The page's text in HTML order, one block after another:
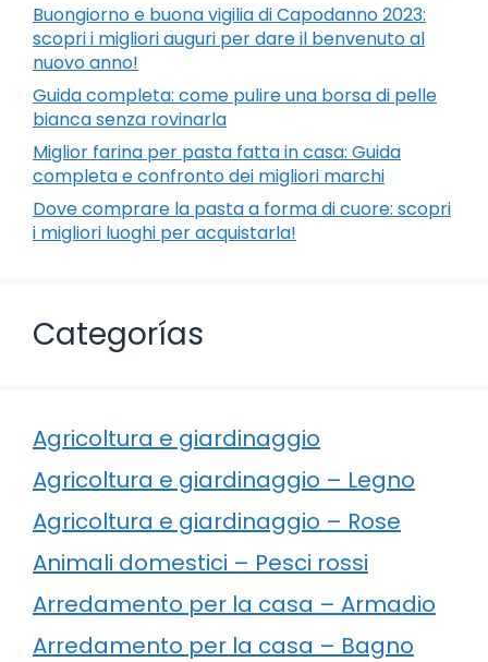
Buongiorno e buona vigilia di Capodanno 2023:
scopri i migliori auguri per dare il benvenuto al
nuovo anno!
Guida completa: come pulire una borsa di pelle
bianca senza rovinarla
Miglior farina per pasta fatta in casa: Guida
completa e confronto dei migliori marchi
Dove comprare la pasta a forma di cuore: scopri
i migliori luoghi per acquistarla!
Categorías
Agricoltura e giardinaggio
Agricoltura e giardinaggio – Legno
Agricoltura e giardinaggio – Rose
Animali domestici – Pesci rossi
Arredamento per la casa – Armadio
Arredamento per la casa – Bagno